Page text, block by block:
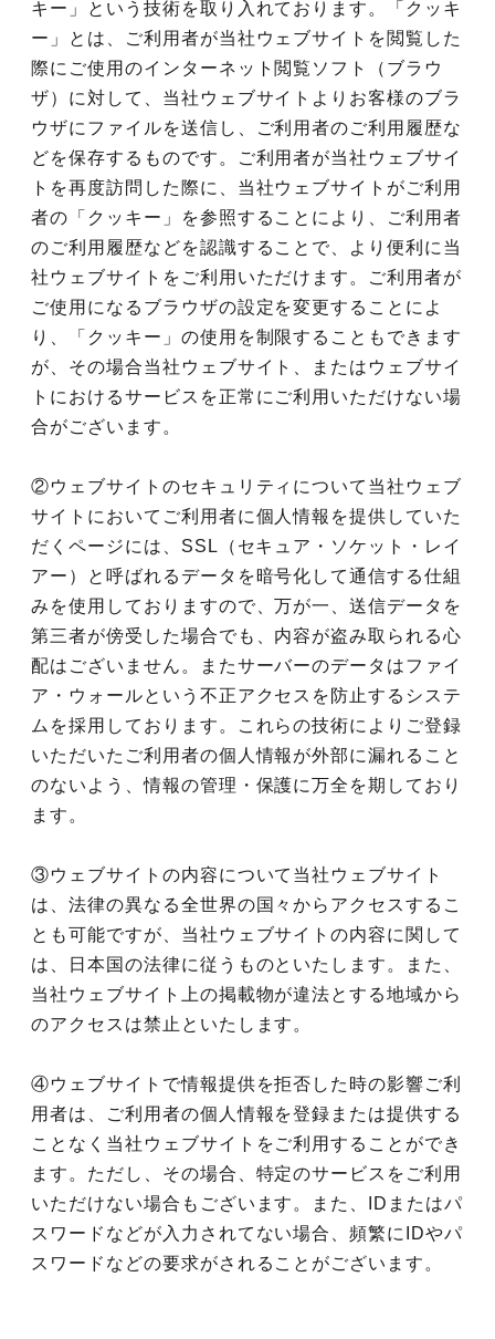
キー」という技術を取り入れております。「クッキ
ー」とは、ご利用者が当社ウェブサイトを閲覧した
際にご使用のインターネット閲覧ソフト（ブラウ
ザ）に対して、当社ウェブサイトよりお客様のブラ
ウザにファイルを送信し、ご利用者のご利用履歴な
どを保存するものです。ご利用者が当社ウェブサイ
トを再度訪問した際に、当社ウェブサイトがご利用
者の「クッキー」を参照することにより、ご利用者
のご利用履歴などを認識することで、より便利に当
社ウェブサイトをご利用いただけます。ご利用者が
ご使用になるブラウザの設定を変更することによ
り、「クッキー」の使用を制限することもできます
が、その場合当社ウェブサイト、またはウェブサイ
トにおけるサービスを正常にご利用いただけない場
合がございます。
②ウェブサイトのセキュリティについて当社ウェブ
サイトにおいてご利用者に個人情報を提供していた
だくページには、SSL（セキュア・ソケット・レイ
アー）と呼ばれるデータを暗号化して通信する仕組
みを使用しておりますので、万が一、送信データを
第三者が傍受した場合でも、内容が盗み取られる心
配はございません。またサーバーのデータはファイ
ア・ウォールという不正アクセスを防止するシステ
ムを採用しております。これらの技術によりご登録
いただいたご利用者の個人情報が外部に漏れること
のないよう、情報の管理・保護に万全を期しており
ます。
③ウェブサイトの内容について当社ウェブサイト
は、法律の異なる全世界の国々からアクセスするこ
とも可能ですが、当社ウェブサイトの内容に関して
は、日本国の法律に従うものといたします。また、
当社ウェブサイト上の掲載物が違法とする地域から
のアクセスは禁止といたします。
④ウェブサイトで情報提供を拒否した時の影響ご利
用者は、ご利用者の個人情報を登録または提供する
ことなく当社ウェブサイトをご利用することができ
ます。ただし、その場合、特定のサービスをご利用
いただけない場合もございます。また、IDまたはパ
スワードなどが入力されてない場合、頻繁にIDやパ
スワードなどの要求がされることがございます。